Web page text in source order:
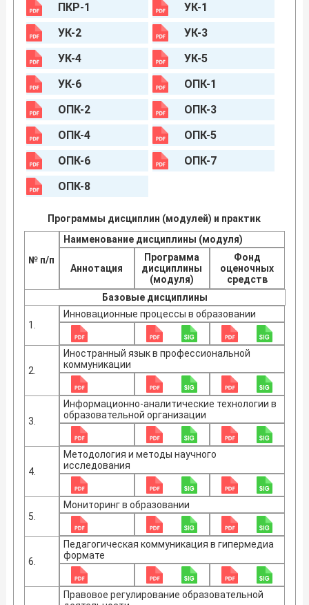
ПКР-1
УК-1
УК-2
УК-3
УК-4
УК-5
УК-6
ОПК-1
ОПК-2
ОПК-3
ОПК-4
ОПК-5
ОПК-6
ОПК-7
ОПК-8
Программы дисциплин (модулей) и практик
№ п/п
Наименование дисциплины (модуля)
Аннотация
Программа
дисциплины
(модуля)
Фонд
оценочных
средств
Базовые дисциплины
1.
Инновационные процессы в образовании
2.
Иностранный язык в профессиональной
коммуникации
3.
Информационно-аналитические технологии в
образовательной организации
4.
Методология и методы научного
исследования
5.
Мониторинг в образовании
6.
Педагогическая коммуникация в гипермедиа
формате
Правовое регулирование образовательной